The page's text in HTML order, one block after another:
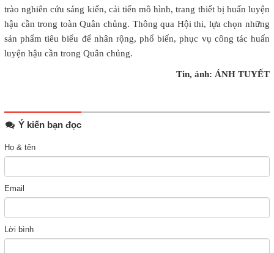
trào nghiên cứu sáng kiến, cải tiến mô hình, trang thiết bị huấn luyện
hậu cần trong toàn Quân chủng. Thông qua Hội thi, lựa chọn những
sản phẩm tiêu biểu để nhân rộng, phổ biến, phục vụ công tác huấn
luyện hậu cần trong Quân chủng.
Tin, ảnh: ÁNH TUYẾT
Ý kiến bạn đọc
Họ & tên
Email
Lời bình